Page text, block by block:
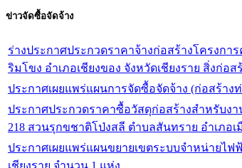
ข่าวจัดซื้อจัดจ้าง
ร่างประกาศประกวดราคาจ้างก่อสร้างโครงก
ริมโขง อำเภอเชียงของ จังหวัดเชียงราย สิ่งก่อ
ประกาศเผยแพร่แผนการจัดซื้อจัดจ้าง (ก่อสร้า
ประกาศประกวดราคาซื้อวัสดุก่อสร้างสำหรับ
218 สวนรุกขชาติโป่งสลี ตำบลสันทราย อำเภอเ
ประกาศเผยแพร่แผนขยายเขตระบบจำหน่ายไฟฟ้า สถานีเพาะเลี้ยงสัตว์ป่าแม่จัน ตำบลป่าตึง อำเภอแม่จัน จัง